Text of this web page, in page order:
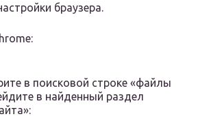
браузера.
в поисковой строке «файлы
в найденный раздел